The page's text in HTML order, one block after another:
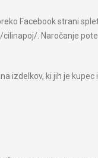
Facebook strani
. Naročanje
izdelkov, ki jih je